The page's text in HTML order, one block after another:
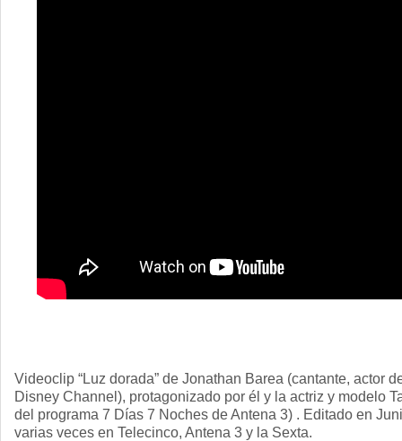
Videoclip “Luz dorada” de Jonathan Barea (cantante, actor
Disney Channel), protagonizado por él y la actriz y modelo
del programa 7 Días 7 Noches de Antena 3) . Editado en
varias veces en Telecinco, Antena 3 y la Sexta.